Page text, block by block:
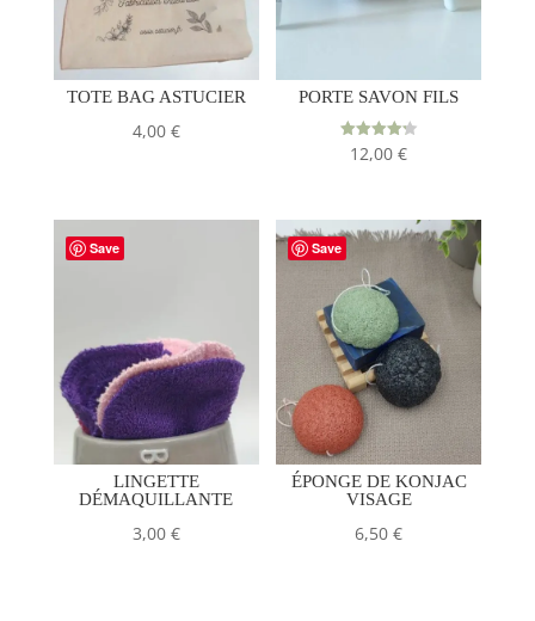
TOTE BAG ASTUCIER
4,00 €
PORTE SAVON FILS
Note
4.25
12,00€
Save
LINGETTE
DÉMAQUILLANTE
3,00 €
Save
ÉPONGE DE KONJAC
VISAGE
6,50€